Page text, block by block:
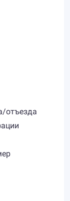
отъезда